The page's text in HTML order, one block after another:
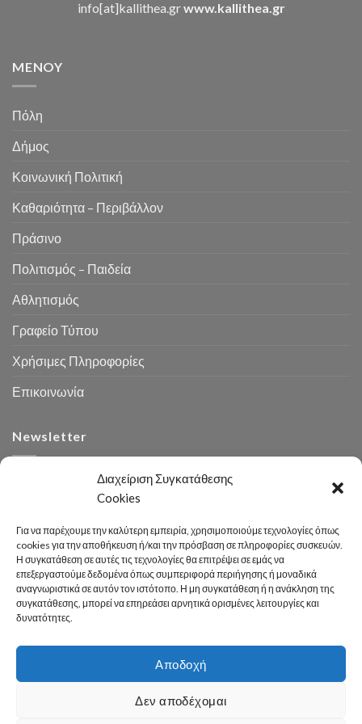
Διαχείριση Συγκατάθεσης
Cookies
Για να παρέχουμε την καλύτερη εμπειρία, χρησιμοποιούμε τεχνολογίες όπως
cookies για την αποθήκευση ή/και την πρόσβαση σε πληροφορίες συσκευών.
Η συγκατάθεση σε αυτές τις τεχνολογίες θα επιτρέψει σε εμάς να
επεξεργαστούμε δεδομένα όπως συμπεριφορά περιήγησης ή μοναδικά
αναγνωριστικά σε αυτόν τον ιστότοπο. Η μη συγκατάθεση ή η ανάκληση της
συγκατάθεσης, μπορεί να επηρεάσει αρνητικά ορισμένες λειτουργίες και
δυνατότητες.
Αποδοχή
Δεν αποδέχομαι
info[at]kallithea.grwww.kallithea.gr
MENOY
Πόλη
Δήμος
Κοινωνική Πολιτική
Καθαριότητα – Περιβάλλον
Πράσινο
Πολιτισμός – Παιδεία
Αθλητισμός
Γραφείο Τύπου
Χρήσιμες Πληροφορίες
Επικοινωνία
Newsletter
Αναζήτηση
Developed 2026 by